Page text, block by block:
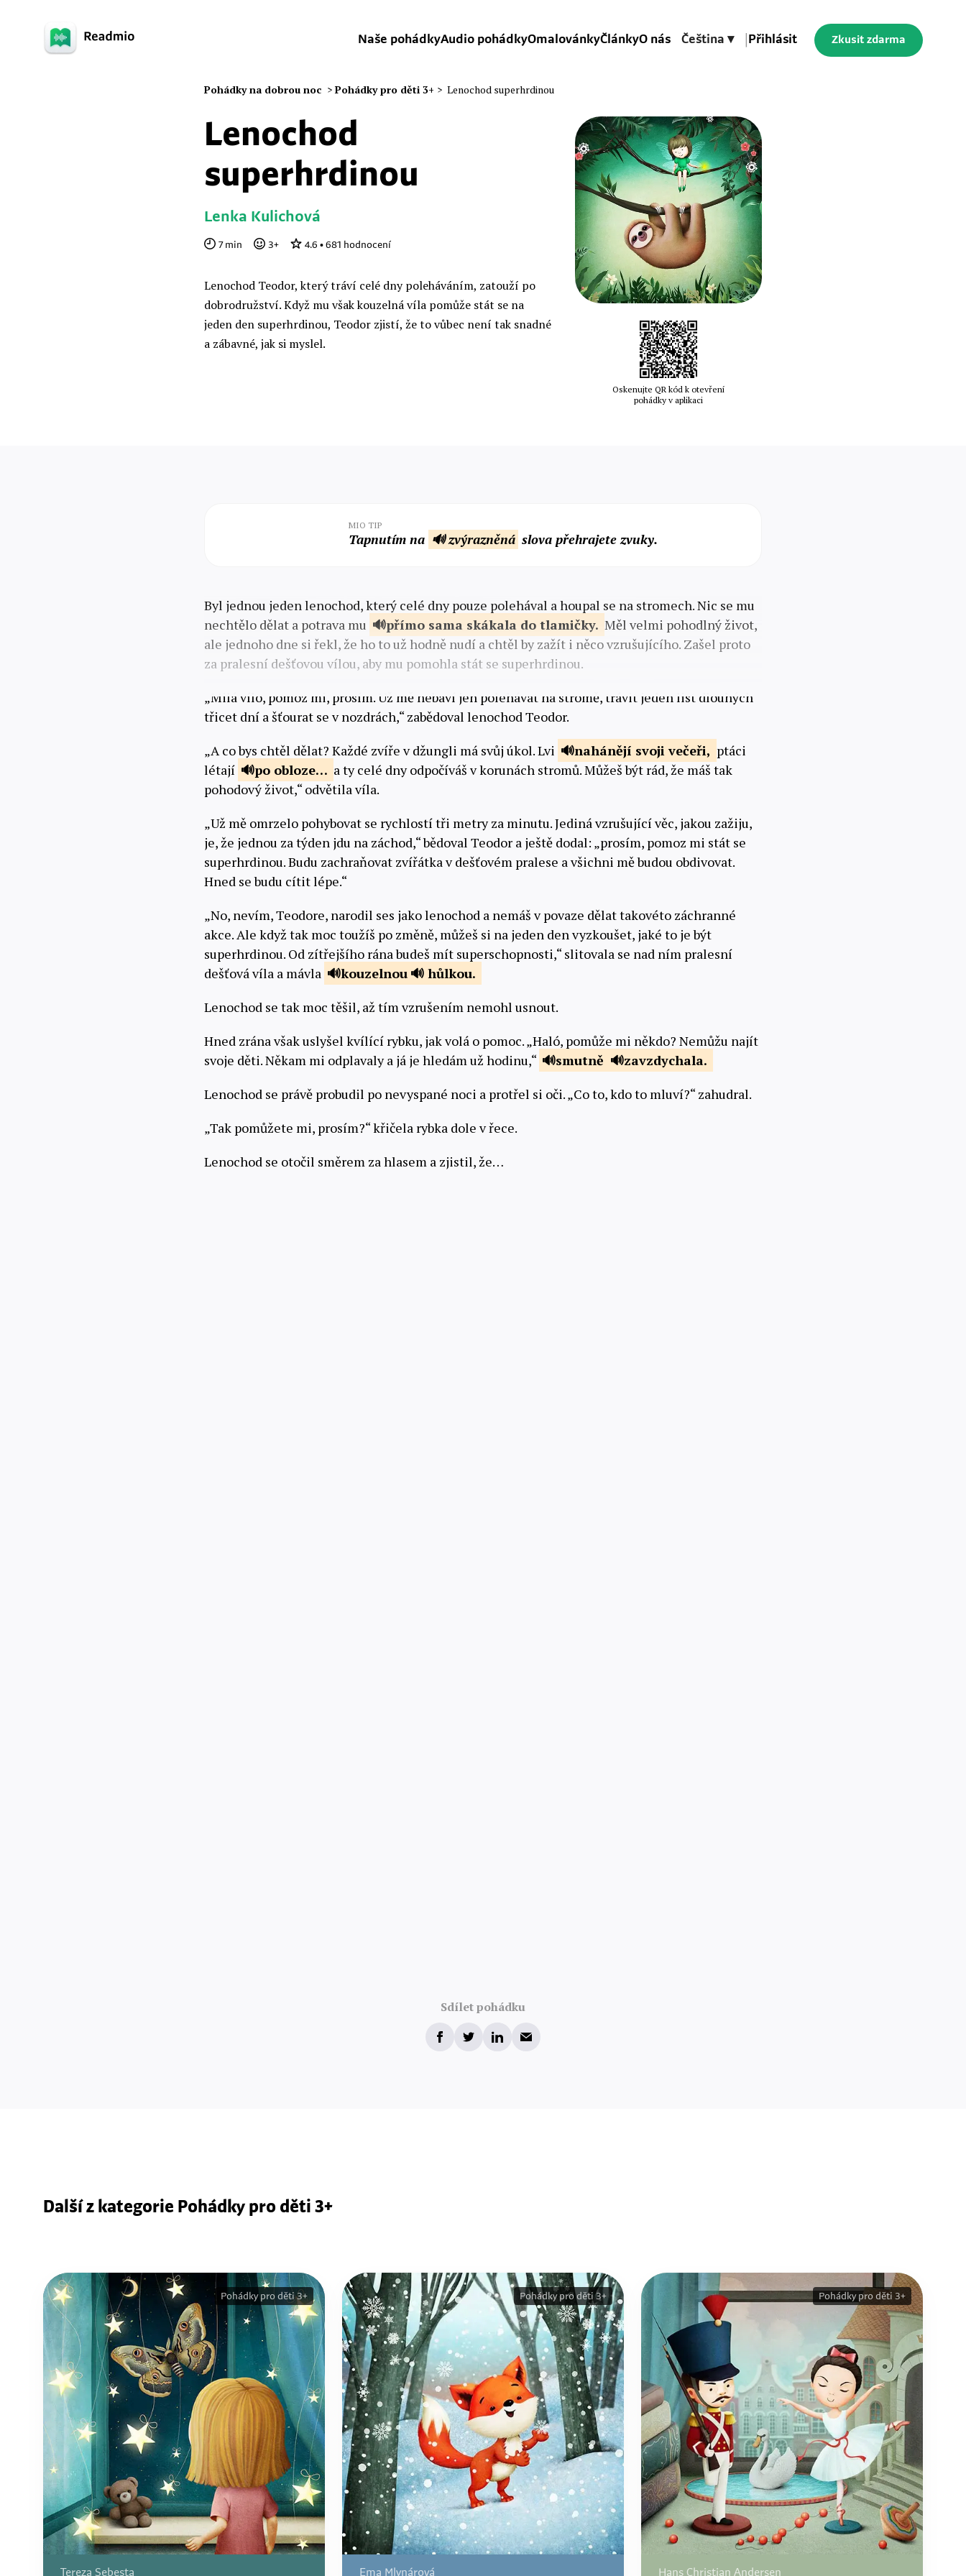
Naše pohádkyAudio pohádkyOmalovánkyČlánkyO nás Čeština ▾ Přihlásit Zkusit zdarma
Pohádky na dobrou noc > Pohádky pro děti 3+ > Lenochod superhrdinou
Lenochod
superhrdinou
Lenka Kulichová
7min 3+ 4.6 • 681 hodnocení
Lenochod Teodor, který tráví celé dny poleháváním, zatouží po
dobrodružství. Když mu však kouzelná víla pomůže stát se na
jeden den superhrdinou, Teodor zjistí, že to vůbec není tak snadné
a zábavné, jak si myslel.
Oskenujte QR kód k otevření
pohádky v aplikaci
MIO TIP
Tapnutím na 🔊 zvýrazněná slova přehrajete zvuky.
Byl jednou jeden lenochod, který celé dny pouze polehával a houpal se na stromech. Nic se mu
nechtělo dělat a potrava mu
přímo sama skákala do tlamičky. Měl velmi pohodlný život,
ale jednoho dne si řekl, že ho to už hodně nudí a chtěl by zažít i něco vzrušujícího. Zašel proto
za pralesní dešťovou vílou, aby mu pomohla stát se superhrdinou.
„Milá vílo, pomoz mi, prosím. Už mě nebaví jen polehávat na stromě, trávit jeden list dlouhých
třicet dní a šťourat se v nozdrách,“ zabědoval lenochod Teodor.
„A co bys chtěl dělat? Každé zvíře v džungli má svůj úkol. Lvi
nahánějí svoji večeři, ptáci
létají
po obloze… a ty celé dny odpočíváš v korunách stromů. Můžeš být rád, že máš tak
pohodový život,“ odvětila víla.
„Už mě omrzelo pohybovat se rychlostí tři metry za minutu. Jediná vzrušující věc, jakou zažiju,
je, že jednou za týden jdu na záchod,“ bědoval Teodor a ještě dodal: „prosím, pomoz mi stát se
superhrdinou. Budu zachraňovat zvířátka v dešťovém pralese a všichni mě budou obdivovat.
Hned se budu cítit lépe.“
„No, nevím, Teodore, narodil ses jako lenochod a nemáš v povaze dělat takovéto záchranné
akce. Ale když tak moc toužíš po změně, můžeš si na jeden den vyzkoušet, jaké to je být
superhrdinou. Od zítřejšího rána budeš mít superschopnosti,“ slitovala se nad ním pralesní
dešťová víla a mávla
kouzelnou
hůlkou.
Lenochod se tak moc těšil, až tím vzrušením nemohl usnout.
Hned zrána však uslyšel kvílící rybku, jak volá o pomoc. „Haló, pomůže mi někdo? Nemůžu najít
svoje děti. Někam mi odplavaly a já je hledám už hodinu,“
smutně
zavzdychala.
Lenochod se právě probudil po nevyspané noci a protřel si oči. „Co to, kdo to mluví?“ zahudral.
„Tak pomůžete mi, prosím?“ křičela rybka dole v řece.
Lenochod se otočil směrem za hlasem a zjistil, že…
Sdílet pohádku
Další z kategorie Pohádky pro děti 3+
Tereza Sebesta
Pohádky pro děti 3+
Ema Mlynárová
Pohádky pro děti 3+
Hans Christian Andersen
Pohádky pro děti 3+